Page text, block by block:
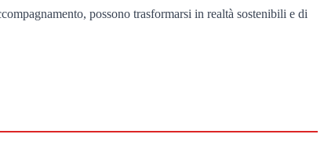
possono trasformarsi in realtà sostenibili e di